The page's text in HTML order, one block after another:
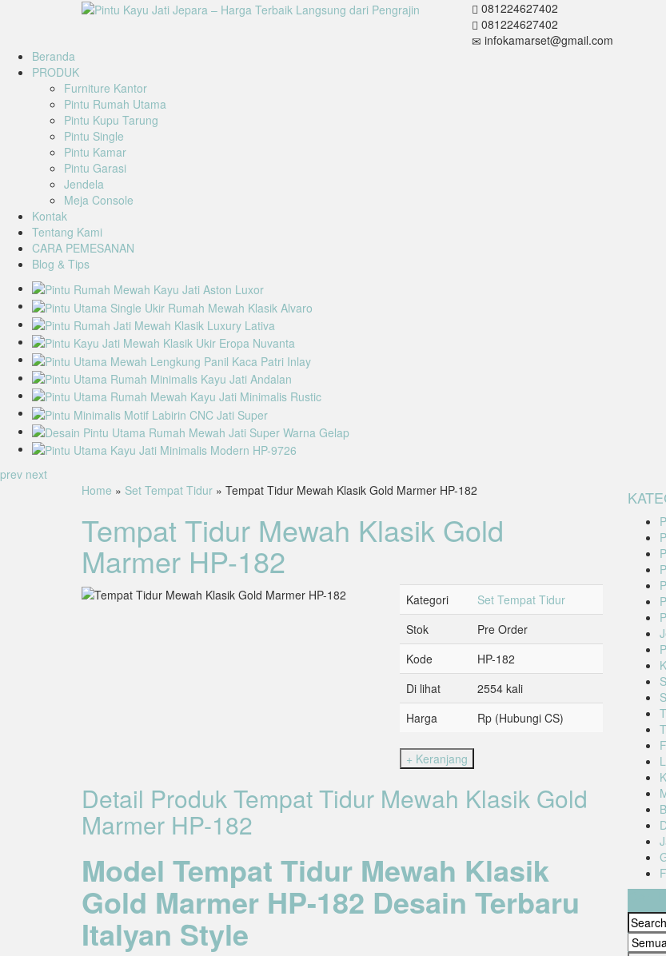
081224627402
081224627402
infokamarset@gmail.com
Beranda
PRODUK
Furniture Kantor
Pintu Rumah Utama
Pintu Kupu Tarung
Pintu Single
Pintu Kamar
Pintu Garasi
Jendela
Meja Console
Kontak
Tentang Kami
CARA PEMESANAN
Blog & Tips
prev next
Home » Set Tempat Tidur » Tempat Tidur Mewah Klasik Gold Marmer HP-182
Tempat Tidur Mewah Klasik Gold
Marmer HP-182
Kategori
Set Tempat Tidur
Stok
Pre Order
Kode
HP-182
Di lihat
2554 kali
Harga
Rp (Hubungi CS)
Detail Produk Tempat Tidur Mewah Klasik Gold
Marmer HP-182
Model Tempat Tidur Mewah Klasik
Gold Marmer HP-182 Desain Terbaru
Italyan Style